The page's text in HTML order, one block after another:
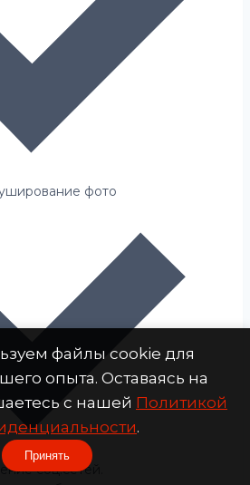
фото
соц.сетей.
файлы cookie для
опыта. Оставаясь на
с нашей Политикой
.
Принять